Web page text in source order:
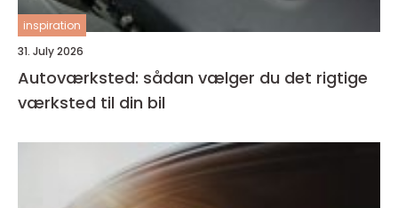
inspiration
31. July 2026
Autoværksted: sådan vælger du det rigtige
værksted til din bil